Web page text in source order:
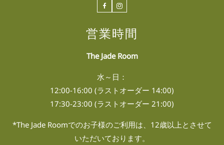
FacebookInstagram
営業時間
The Jade Room
水～日：
12:00-16:00 (ラストオーダー 14:00)
17:30-23:00 (ラストオーダー 21:00)
*The Jade Roomでのお子様のご利用は、12歳以上とさせて
いただいております。